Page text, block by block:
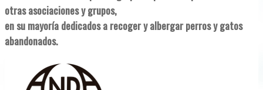
otras asociaciones y grupos,
en su mayoría dedicados a recoger y albergar perros y gatos
abandonados.